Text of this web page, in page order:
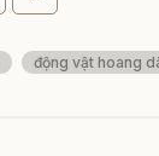
động vật hoang